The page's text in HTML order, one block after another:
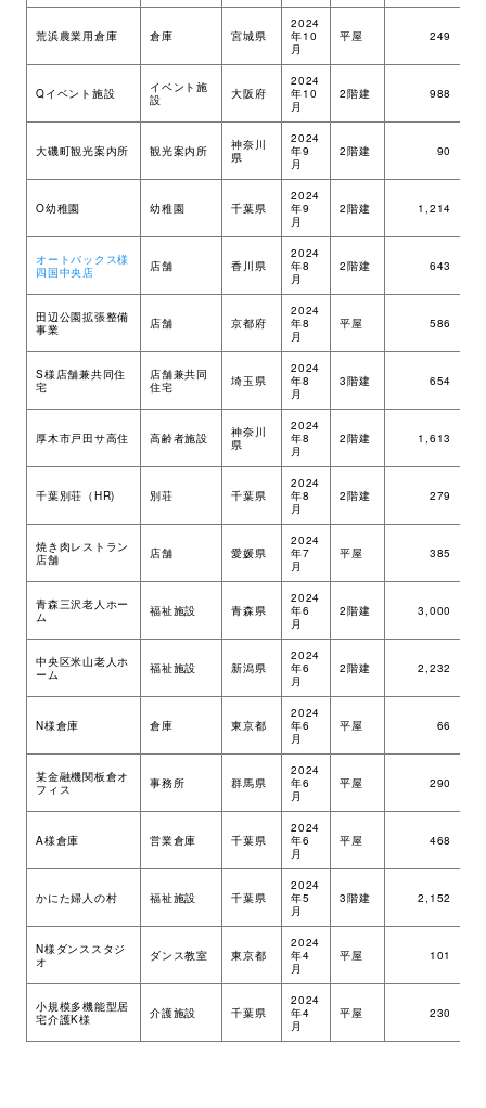
荒浜農業用倉庫 倉庫 宮城県
2024
年10
月
平屋 249
Qイベント施設
イベント施
設
大阪府
2024
年10
月
2階建 988
大磯町観光案内所 観光案内所
神奈川
県
2024
年9
月
2階建 90
O幼稚園 幼稚園 千葉県
2024
年9
月
2階建 1,214
オートバックス様
四国中央店
店舗 香川県
2024
年8
月
2階建 643
田辺公園拡張整備
事業
店舗 京都府
2024
年8
月
平屋 586
S様店舗兼共同住
宅
店舗兼共同
住宅
埼玉県
2024
年8
月
3階建 654
厚木市戸田サ高住 高齢者施設
神奈川
県
2024
年8
月
2階建 1,613
千葉別荘（HR) 別荘 千葉県
2024
年8
月
2階建 279
焼き肉レストラン
店舗
店舗 愛媛県
2024
年7
月
平屋 385
青森三沢老人ホー
ム
福祉施設 青森県
2024
年6
月
2階建 3,000
中央区米山老人ホ
ーム
福祉施設 新潟県
2024
年6
月
2階建 2,232
N様倉庫 倉庫 東京都
2024
年6
月
平屋 66
某金融機関板倉オ
フィス
事務所 群馬県
2024
年6
月
平屋 290
A様倉庫 営業倉庫 千葉県
2024
年6
月
平屋 468
かにた婦人の村 福祉施設 千葉県
2024
年5
月
3階建 2,152
N様ダンススタジ
オ
ダンス教室 東京都
2024
年4
月
平屋 101
小規模多機能型居
宅介護K様
介護施設 千葉県
2024
年4
月
平屋 230